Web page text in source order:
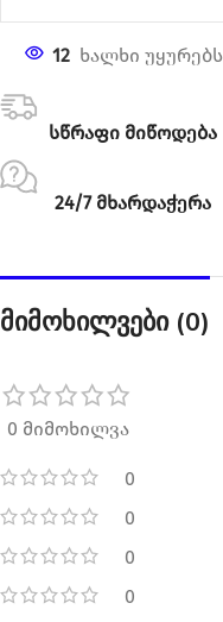
12 ხალხი
სწრაფი მიწოდება
24/7 მხარდაჭერა
მიმოხილვები (0)
0 მიმოხილვა
0
0
0
0